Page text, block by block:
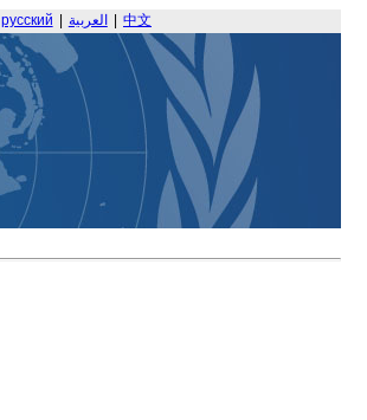
русский العربية 中文